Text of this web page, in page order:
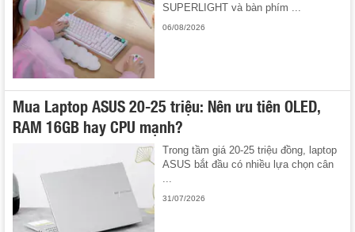
SUPERLIGHT và bàn phím ...
06/08/2026
Mua Laptop ASUS 20-25 triệu: Nên ưu tiên OLED,
RAM 16GB hay CPU mạnh?
Trong tầm giá 20-25 triệu đồng, laptop
ASUS bắt đầu có nhiều lựa chọn cân
...
31/07/2026